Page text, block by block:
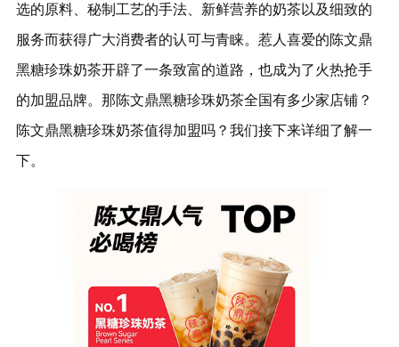
选的原料、秘制工艺的手法、新鲜营养的奶茶以及细致的
服务而获得广大消费者的认可与青睐。惹人喜爱的陈文鼎
黑糖珍珠奶茶开辟了一条致富的道路，也成为了火热抢手
的加盟品牌。那陈文鼎黑糖珍珠奶茶全国有多少家店铺？
陈文鼎黑糖珍珠奶茶值得加盟吗？我们接下来详细了解一
下。